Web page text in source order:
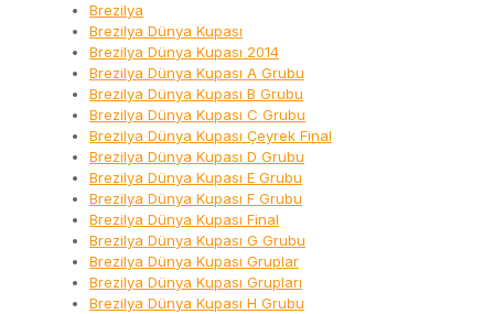
Brezilya
Brezilya Dünya Kupası
Brezilya Dünya Kupası 2014
Brezilya Dünya Kupası A Grubu
Brezilya Dünya Kupası B Grubu
Brezilya Dünya Kupası C Grubu
Brezilya Dünya Kupası Çeyrek Final
Brezilya Dünya Kupası D Grubu
Brezilya Dünya Kupası E Grubu
Brezilya Dünya Kupası F Grubu
Brezilya Dünya Kupası Final
Brezilya Dünya Kupası G Grubu
Brezilya Dünya Kupası Gruplar
Brezilya Dünya Kupası Grupları
Brezilya Dünya Kupası H Grubu